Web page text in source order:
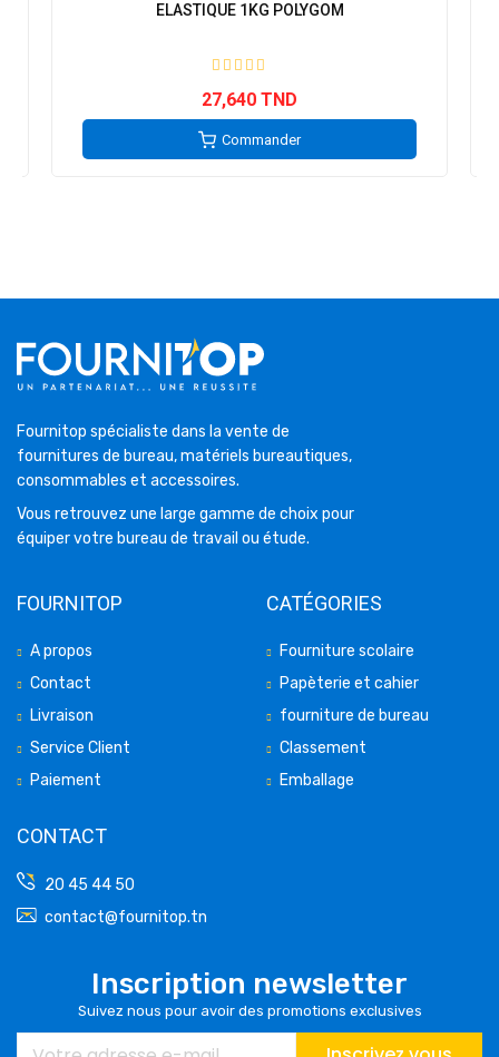
ELASTIQUE 1KG POLYGOM
27,640 TND
Commander
Fournitop spécialiste dans la vente de
fournitures de bureau, matériels bureautiques,
consommables et accessoires.
Vous retrouvez une large gamme de choix pour
équiper votre bureau de travail ou étude.
FOURNITOP
A propos
Contact
Livraison
Service Client
Paiement
CATÉGORIES
Fourniture scolaire
Papèterie et cahier
fourniture de bureau
Classement
Emballage
CONTACT
20 45 44 50
contact@fournitop.tn
Inscription newsletter
Suivez nous pour avoir des promotions exclusives